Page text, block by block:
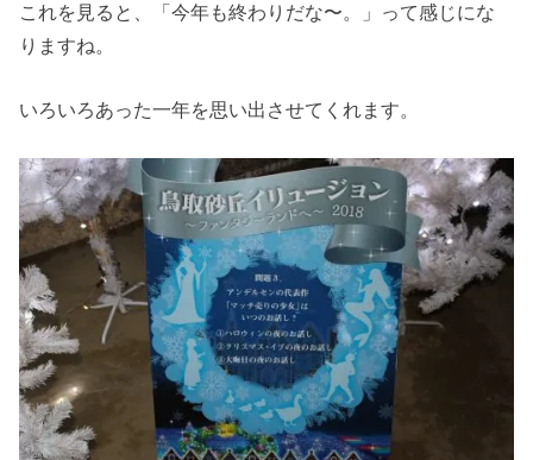
これを見ると、「今年も終わりだな〜。」って感じにな
りますね。
いろいろあった一年を思い出させてくれます。